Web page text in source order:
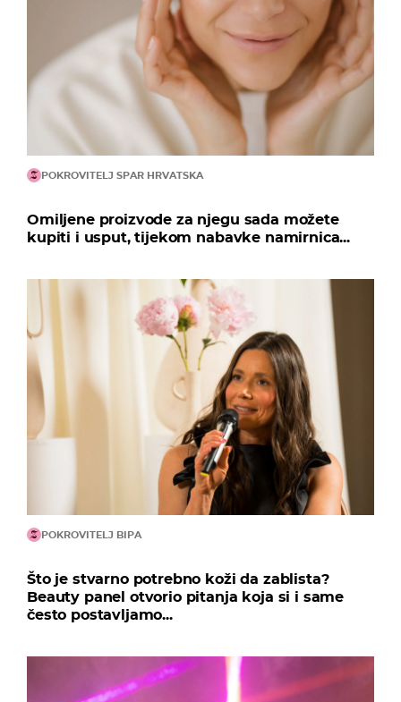
POKROVITELJ SPAR HRVATSKA
Omiljene proizvode za njegu sada možete
kupiti i usput, tijekom nabavke namirnica...
POKROVITELJ BIPA
Što je stvarno potrebno koži da zablista?
Beauty panel otvorio pitanja koja si i same
često postavljamo...